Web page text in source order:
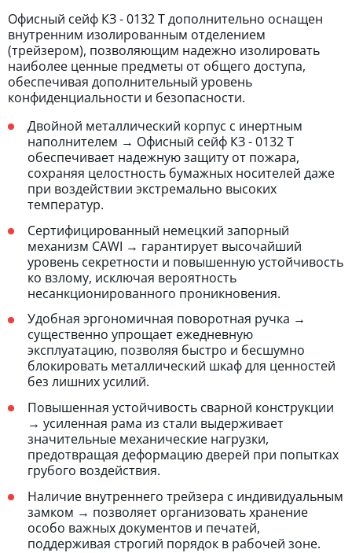
Офисный сейф КЗ - 0132 Т дополнительно оснащен
внутренним изолированным отделением
(трейзером), позволяющим надежно изолировать
наиболее ценные предметы от общего доступа,
обеспечивая дополнительный уровень
конфиденциальности и безопасности.
Двойной металлический корпус с инертным
наполнителем → Офисный сейф КЗ - 0132 Т
обеспечивает надежную защиту от пожара,
сохраняя целостность бумажных носителей даже
при воздействии экстремально высоких
температур.
Сертифицированный немецкий запорный
механизм CAWI → гарантирует высочайший
уровень секретности и повышенную устойчивость
ко взлому, исключая вероятность
несанкционированного проникновения.
Удобная эргономичная поворотная ручка →
существенно упрощает ежедневную
эксплуатацию, позволяя быстро и бесшумно
блокировать металлический шкаф для ценностей
без лишних усилий.
Повышенная устойчивость сварной конструкции
→ усиленная рама из стали выдерживает
значительные механические нагрузки,
предотвращая деформацию дверей при попытках
грубого воздействия.
Наличие внутреннего трейзера с индивидуальным
замком → позволяет организовать хранение
особо важных документов и печатей,
поддерживая строгий порядок в рабочей зоне.